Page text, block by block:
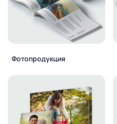
Фотопродукция